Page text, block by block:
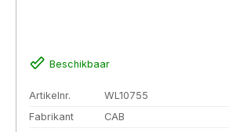
Beschikbaar
Artikelnr.
WL10755
Fabrikant
CAB